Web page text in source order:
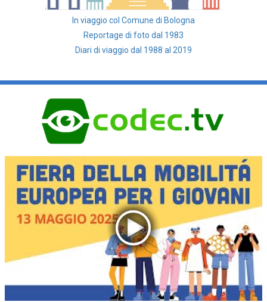
In viaggio col Comune di Bologna
Reportage di foto dal 1983
Diari di viaggio dal 1988 al 2019